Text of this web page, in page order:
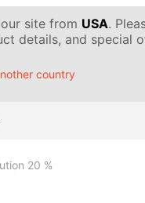
site from USA.
details, and special
country
20 %